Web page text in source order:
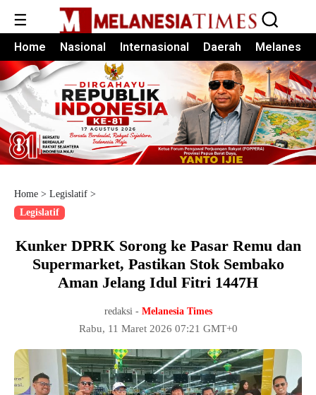
☰
Home Nasional Internasional Daerah Melanesia
Home > Legislatif >
Legislatif
Kunker DPRK Sorong ke Pasar Remu dan
Supermarket, Pastikan Stok Sembako
Aman Jelang Idul Fitri 1447H
redaksi - Melanesia Times
Rabu, 11 Maret 2026 07:21 GMT+0